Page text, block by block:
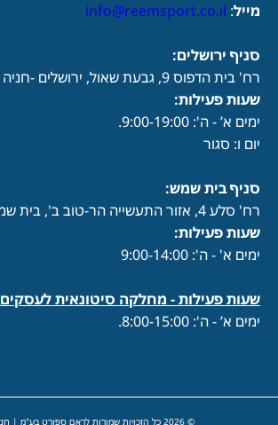
מייל:
info@reemsport.co.il
סניף ירושלים:
רח' בית הדפוס 9, גבעת שאול, ירושלים -חניה חינם
שעות פעילות:
ימים א’ - ה': 9:00-19:00.
יום ו: סגור
סניף בית שמש:
רח' סלע 4, אזור התעשייה הר-טוב ב', בית שמש - חניה חינם
שעות פעילות:
ימים א' - ה': 9:00-14:00
שעות פעילות - מחלקה סיטונאית לעסקים
ימים א’ - ה': 8:00-15:00.
© 2026 כל הזכויות שמורות לראם ספורט בע"מ | חנות ספורט